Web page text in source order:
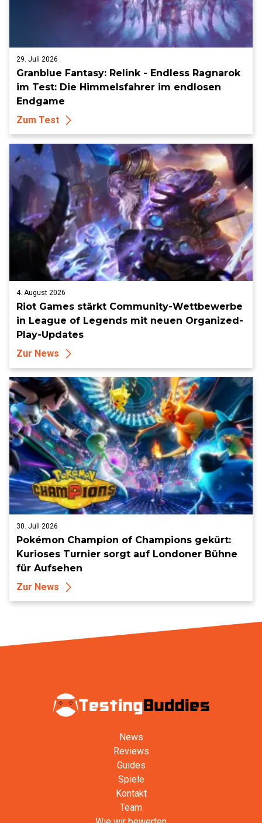
29. Juli 2026
Granblue Fantasy: Relink - Endless Ragnarok
im Test: Die Himmelsfahrer im endlosen
Endgame
Zum Test
4. August 2026
Riot Games stärkt Community-Wettbewerbe
in League of Legends mit neuen Organized-
Play-Updates
Zur News
30. Juli 2026
Pokémon Champion of Champions gekürt:
Kurioses Turnier sorgt auf Londoner Bühne
für Aufsehen
Zur News
News
Reviews
Guides
Spiele
Kontakt
Team